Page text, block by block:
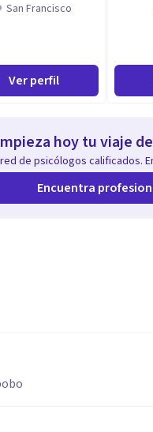
San Francisco
Ver perfil
hoy tu viaje
de psicólogos calificados.
Encuentra